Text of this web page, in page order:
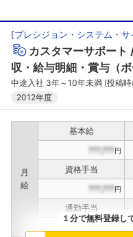
[プレシジョン・システム・
カスタマーサポート
収・給与明細・賞与（ボ
中途入社 3年～10年未満 (投稿時
2012年度
月
給
基本給
???,???円
資格手当
???,???円
通勤手当
１分で無料登録し